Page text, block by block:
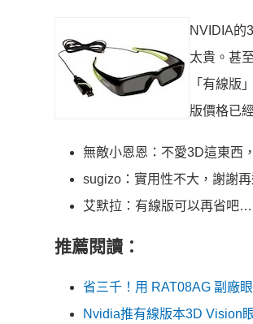
NVIDIA的
太貴。甚
「有線版
版價格已
無敵小恩恩：不愛3D這東西
sugizo：實用性不大，謝謝再
艾默拉：有線版可以再省吧
推薦閱讀：
省三千！用 RAT08AG 副廠
Nvidia推有線版本3D Vision